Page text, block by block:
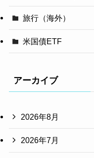
旅行（海外）
米国債ETF
アーカイブ
2026年8月
2026年7月